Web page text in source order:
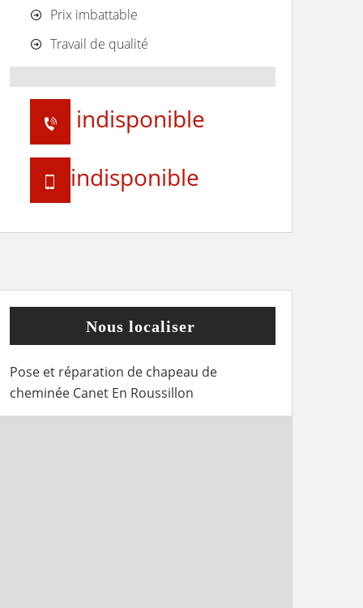
Prix imbattable
Travail de qualité
indisponible
indisponible
Nous localiser
Pose et réparation de chapeau de
cheminée Canet En Roussillon